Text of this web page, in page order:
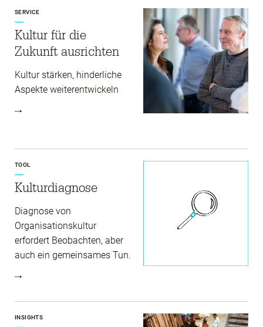
SERVICE
Kultur für die
Zukunft ausrichten
Kultur stärken, hinderliche
Aspekte weiterentwickeln
TOOL
Kultur­diagnose
Diagnose von
Organisationskultur
erfordert Beobachten, aber
auch ein gemeinsames Tun.
INSIGHTS